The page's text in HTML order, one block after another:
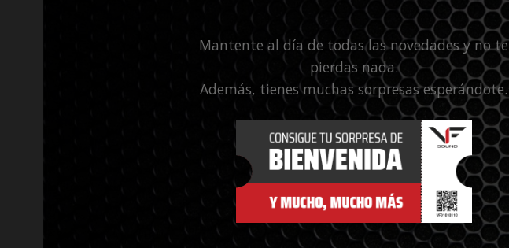
Mantente al día de todas las novedades y no te
pierdas nada.
Además, tienes muchas sorpresas esperándote.